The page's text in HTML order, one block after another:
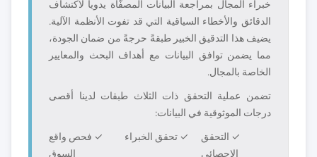
خبراء المجال بمراجعة البيانات المصفّاة يدوياً لاكتشاف
الدقائق والأخطاء السياقية التي قد تفوت الأنظمة الآلية.
يضيف هذا التدقيق الخبير طبقةً حرجةً من ضمان الجودة،
مما يضمن توافق البيانات مع أهداف البحث والمعايير
الخاصة بالمجال.
تضمن عملية التحقق ذات الثلاث طبقات لدينا أقصى
درجات الموثوقية في البيانات:
✓ التحقق
الإحصائي
✓ تحقق الخبراء
✓ فحص واقع
السوق